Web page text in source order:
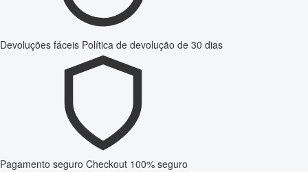
Devoluções fáceis Política de devolução de 30 dias
Pagamento seguro Checkout 100% seguro